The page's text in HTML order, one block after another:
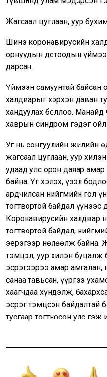
Жагсаал цуглаан, уур
Шинэ коронавирусийн
орнуудын дотоодын
дарсан.
Үймээн самуунтай байсан
халдварыг хэрхэн даван
хандуулах боллоо. Манайд
хаврын синдром гэдэг
Уг нь сонгуулийн жилийн
жагсаал цуглаан, уур
удаад улс орон даяар
байна. Үг хэлэх, үзэл
ардчилсан нийгмийн гол
тогтвортой байдал үүнээс
Коронавирусийн халдвар
тогтвортой байдал,
эерэгээр нөлөөлж байна.
тэмцэл, уур хилэн буцалж
эсрэгээрээ амар амгалан,
санаа тавьсан, үүргээ
хаагчдаа хүндэлж,
эсрэг тэмцсэн байдалтай
тусгаар тогтносон улс гэж